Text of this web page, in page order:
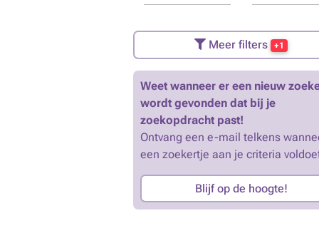
Meer filters +1
Weet wanneer er een nieuw
wordt gevonden dat bij je
zoekopdracht past!
Ontvang een e-mail telkens
een zoekertje aan je criteria
Blijf op de hoogte!